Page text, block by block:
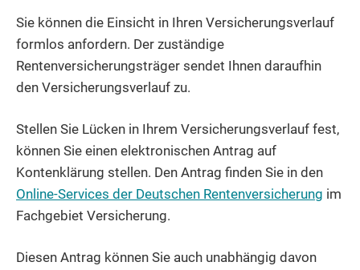
Sie können die Einsicht in Ihren Versicherungsverlauf
formlos anfordern. Der zuständige
Rentenversicherungsträger sendet Ihnen daraufhin
den Versicherungsverlauf zu.
Stellen Sie Lücken in Ihrem Versicherungsverlauf fest,
können Sie einen elektronischen Antrag auf
Kontenklärung stellen. Den Antrag finden Sie in den
Online-Services der Deutschen Rentenversicherung im
Fachgebiet Versicherung.
Diesen Antrag können Sie auch unabhängig davon